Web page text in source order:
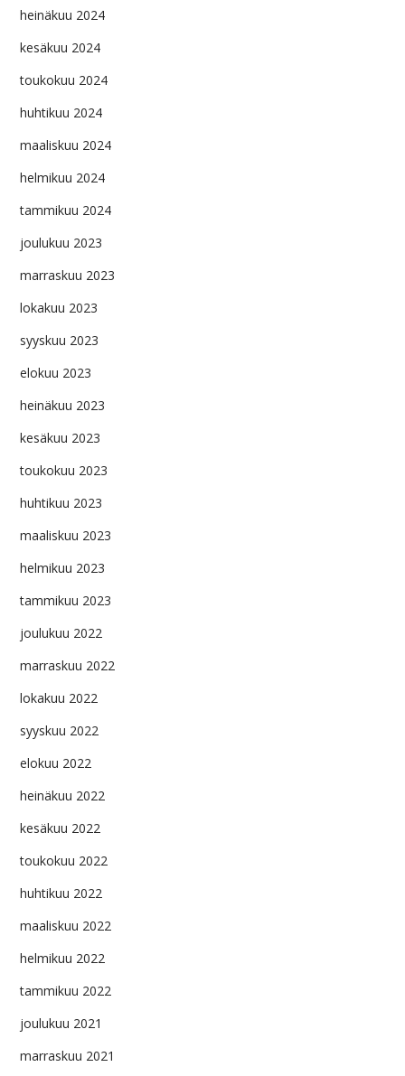
heinäkuu 2024
kesäkuu 2024
toukokuu 2024
huhtikuu 2024
maaliskuu 2024
helmikuu 2024
tammikuu 2024
joulukuu 2023
marraskuu 2023
lokakuu 2023
syyskuu 2023
elokuu 2023
heinäkuu 2023
kesäkuu 2023
toukokuu 2023
huhtikuu 2023
maaliskuu 2023
helmikuu 2023
tammikuu 2023
joulukuu 2022
marraskuu 2022
lokakuu 2022
syyskuu 2022
elokuu 2022
heinäkuu 2022
kesäkuu 2022
toukokuu 2022
huhtikuu 2022
maaliskuu 2022
helmikuu 2022
tammikuu 2022
joulukuu 2021
marraskuu 2021